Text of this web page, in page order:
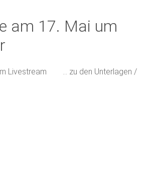
am 17. Mai um
Livestream
… zu den Unterlagen /